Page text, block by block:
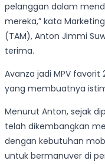
pelanggan dalam
mereka,” kata
(TAM), Anton Jimmi
terima.
Avanza jadi MPV
yang membuatnya
Menurut Anton, sejak
telah dikembangkan
dengan kebutuhan
untuk bermanuver di